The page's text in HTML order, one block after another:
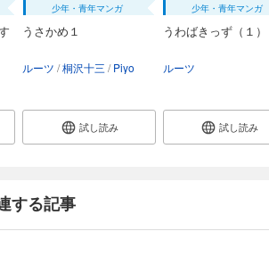
少年・青年マンガ
うさかめ１
ルーツ 桐沢十三 Piyo
試し読み
少年・青年マンガ
うわばきっず（１）
ルーツ
試し読み
する記事